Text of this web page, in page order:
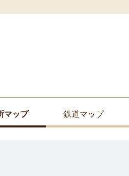
マップ 鉄道マップ